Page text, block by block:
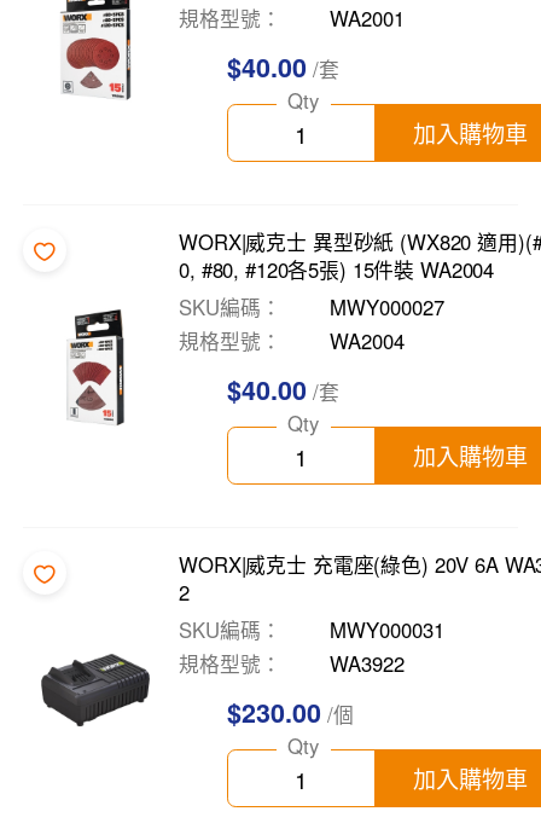
規格型號
WA2001
$40.00 /套
Qty
加入購物車
WORX|威克士 異型砂紙 (WX820 適用
0, #80, #120各5張) 15件裝 WA2004
SKU編碼
MWY000027
規格型號
WA2004
$40.00 /套
Qty
加入購物車
WORX|威克士 充電座(綠色) 20V 6A
2
SKU編碼
MWY000031
規格型號
WA3922
$230.00 /個
Qty
加入購物車